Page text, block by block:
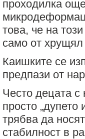
проходилка
това, че на
само от
Каишките се
предпази от
Често децата с
просто „дупето
трябва да
стабилност в